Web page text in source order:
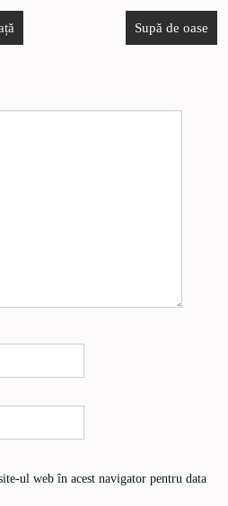
Supă de oase
ul web în acest navigator pentru data